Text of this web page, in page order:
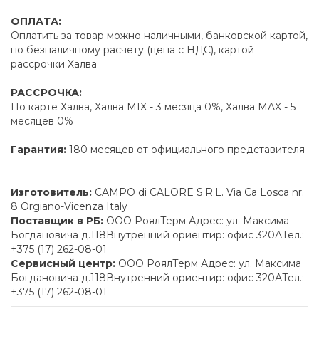
ОПЛАТА:
Оплатить за товар можно наличными, банковской картой,
по безналичному расчету (цена с НДС), картой
рассрочки Халва
РАССРОЧКА:
По карте Халва, Халва MIX - 3 месяца 0%, Халва MAX - 5
месяцев 0%
Гарантия: 180 месяцев от официального представителя
Изготовитель: CAMPO di CALORE S.R.L. Via Ca Losca nr.
8 Orgiano-Vicenza Italy
Поставщик в РБ: ООО РоялТерм Адрес: ул. Максима
Богдановича д.118Внутренний ориентир: офис 320АТел.:
+375 (17) 262-08-01
Сервисный центр: ООО РоялТерм Адрес: ул. Максима
Богдановича д.118Внутренний ориентир: офис 320АТел.:
+375 (17) 262-08-01